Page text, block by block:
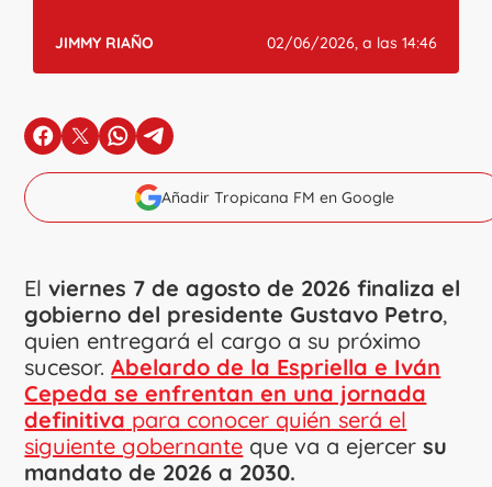
JIMMY RIAÑO 02/06/2026, a las 14:46
en Facebook
en Xen Whatsapp
en Telegram
Añadir Tropicana FM en Google
Elviernes 7 de agosto de 2026 finaliza el
gobierno del presidente Gustavo Petro,
quien entregará el cargo a su próximo
sucesor.Abelardo de la Espriella e Iván
Cepeda se enfrentan en una jornada
definitiva para conocer quién será el
siguiente gobernante que va a ejercersu
mandato de 2026 a 2030.